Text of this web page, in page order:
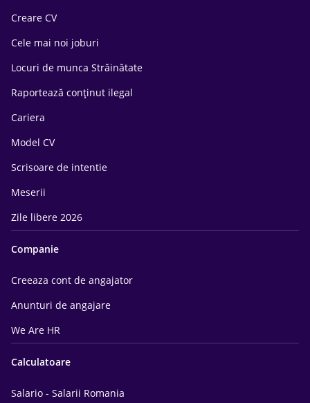
Creare CV
Cele mai noi joburi
Locuri de munca Străinătate
Raportează conținut ilegal
Cariera
Model CV
Scrisoare de intentie
Meserii
Zile libere 2026
Companie
Creeaza cont de angajator
Anunturi de angajare
We Are HR
Calculatoare
Salario - Salarii Romania